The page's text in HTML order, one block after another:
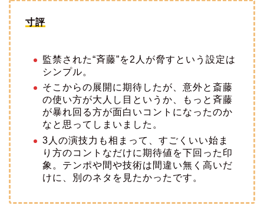
寸評
監禁された“斉藤”を2人が脅すという設定は
シンプル。
そこからの展開に期待したが、意外と斎藤
の使い方が大人し目というか、もっと斉藤
が暴れ回る方が面白いコントになったのか
なと思ってしまいました。
3人の演技力も相まって、すごくいい始ま
り方のコントなだけに期待値を下回った印
象。テンポや間や技術は間違い無く高いだ
けに、別のネタを見たかったです。